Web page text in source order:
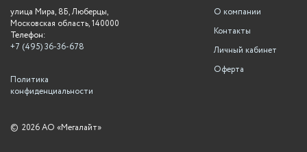
О компании
Контакты
Личный кабинет
Оферта
улица Мира, 8Б, Люберцы,
Московская область, 140000
Телефон:
+7 (495) 36-36-678
Политика
конфиденциальности
© 2026 АО «Мегалайт»